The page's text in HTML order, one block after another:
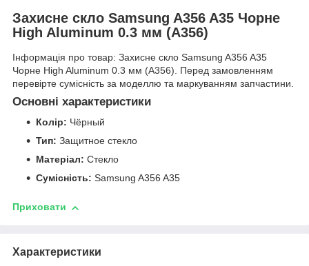
Захисне скло Samsung A356 A35 Чорне
High Aluminum 0.3 мм (A356)
Інформація про товар: Захисне скло Samsung A356 A35
Чорне High Aluminum 0.3 мм (A356). Перед замовленням
перевірте сумісність за моделлю та маркуванням запчастини.
Основні характеристики
Колір: Чёрный
Тип: Защитное стекло
Матеріал: Стекло
Сумісність: Samsung A356 A35
Приховати
Характеристики